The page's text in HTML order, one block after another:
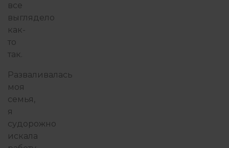
все
выглядело
как-
то
так.
Разваливалась
моя
семья,
я
судорожно
искала